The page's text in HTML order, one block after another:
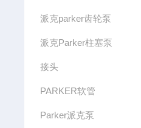
派克parker齿轮泵
派克Parker柱塞泵
接头
PARKER软管
Parker派克泵